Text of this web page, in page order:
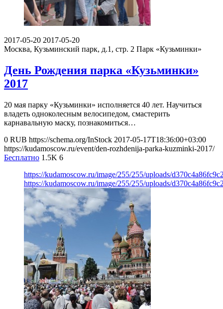
2017-05-20 2017-05-20
Москва, Кузьминский парк, д.1, стр. 2 Парк «Кузьминки»
День Рождения парка «Кузьминки»
2017
20 мая парку «Кузьминки» исполняется 40 лет. Научиться
владеть одноколесным велосипедом, смастерить
карнавальную маску, познакомиться…
0 RUB https://schema.org/InStock 2017-05-17T18:36:00+03:00
https://kudamoscow.ru/event/den-rozhdenija-parka-kuzminki-2017/
Бесплатно 1.5K 6
https://kudamoscow.ru/image/255/255/uploads/
https://kudamoscow.ru/image/255/255/uploads/